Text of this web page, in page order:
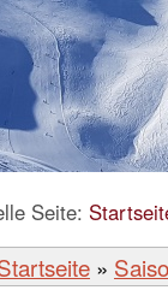
Seite:
»